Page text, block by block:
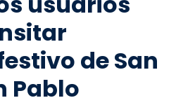
de San
Pablo